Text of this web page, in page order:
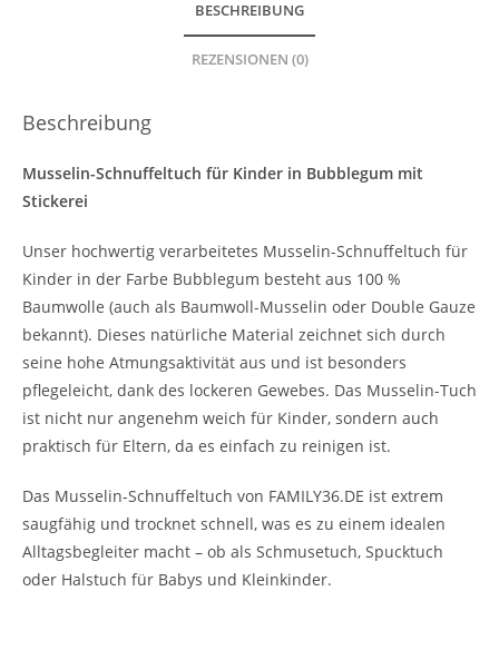
BESCHREIBUNG
REZENSIONEN (0)
Beschreibung
Musselin-Schnuffeltuch für Kinder in Bubblegum mit
Stickerei
Unser hochwertig verarbeitetes Musselin-Schnuffeltuch für
Kinder in der Farbe Bubblegum besteht aus 100 %
Baumwolle (auch als Baumwoll-Musselin oder Double Gauze
bekannt). Dieses natürliche Material zeichnet sich durch
seine hohe Atmungsaktivität aus und ist besonders
pflegeleicht, dank des lockeren Gewebes. Das Musselin-Tuch
ist nicht nur angenehm weich für Kinder, sondern auch
praktisch für Eltern, da es einfach zu reinigen ist.
Das Musselin-Schnuffeltuch von FAMILY36.DE ist extrem
saugfähig und trocknet schnell, was es zu einem idealen
Alltagsbegleiter macht – ob als Schmusetuch, Spucktuch
oder Halstuch für Babys und Kleinkinder.